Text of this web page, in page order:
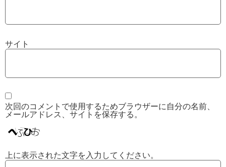
サイト
次回のコメントで使用するためブラウザーに自分の名前、
メールアドレス、サイトを保存する。
上に表示された文字を入力してください。